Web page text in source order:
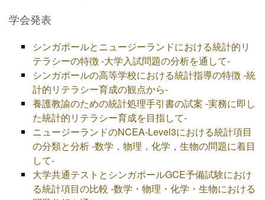
学会発表
シンガポールとニュージーランドにおける統計的リ
テラシーの特徴 -大学入試問題の分析を通して-
シンガポールの高等学校における統計指導の特徴 -統
計的リテラシー育成の観点から-
養護教諭のための統計処理手引書の試案 -実務に即し
た統計的リテラシー育成を目指して-
ニュージーランドのNCEA‐Level3における統計項目
の分類と分析 -数学，物理，化学，生物の問題に着目
して-
大学共通テストとシンガポールGCE予備試験におけ
る統計項目の比較 -数学・物理・化学・生物における